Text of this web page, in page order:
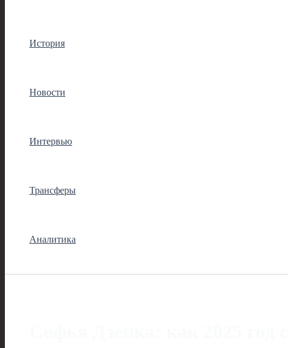
История
Новости
Интервью
Трансферы
Аналитика